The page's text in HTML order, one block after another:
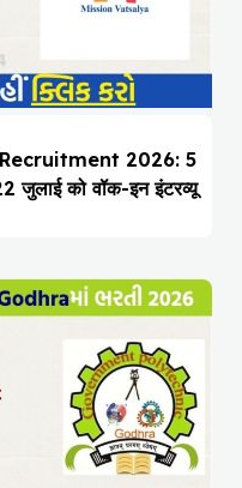
2026: 5
जुलाई को वॉक-इन इंटरव्यू